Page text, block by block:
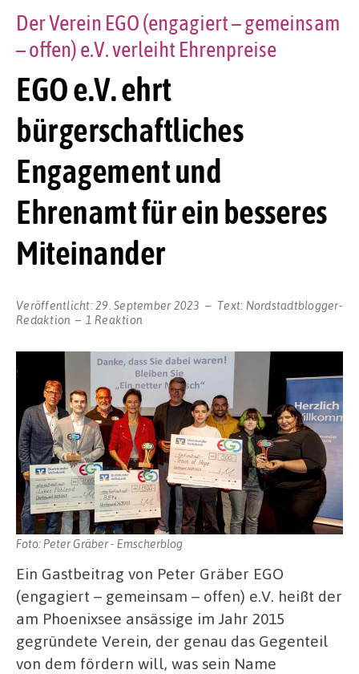
EGO e.V. ehrt
bürgerschaftliches
Engagement und
Ehrenamt für ein besseres
Miteinander
Der Verein EGO (engagiert – gemeinsam
– offen) e.V. verleiht Ehrenpreise
Veröffentlicht:29. September 2023 Text: Nordstadtblogger-
Redaktion
1 Reaktion
Foto: Peter Gräber - Emscherblog
Ein Gastbeitrag von Peter Gräber EGO
(engagiert – gemeinsam – offen) e.V. heißt der
am Phoenixsee ansässige im Jahr 2015
gegründete Verein, der genau das Gegenteil
von dem fördern will, was sein Name